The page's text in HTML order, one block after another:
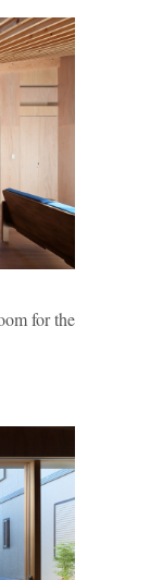
for the